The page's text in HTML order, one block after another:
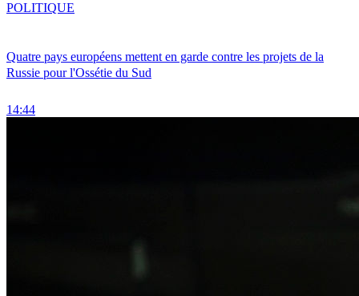
Quatre pays européens mettent en garde contre les projets de la
Russie pour l'Ossétie du Sud
14:44
POLITIQUE